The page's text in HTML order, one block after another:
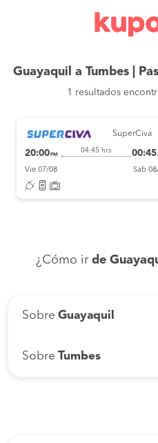
Guayaquil a Tumbes |
1 resultados
SuperCiva
20:00 PM
04:45 hrs 00:45
Vie 07/08 Sab
¿Cómo ir de
Sobre Guayaquil
Sobre Tumbes